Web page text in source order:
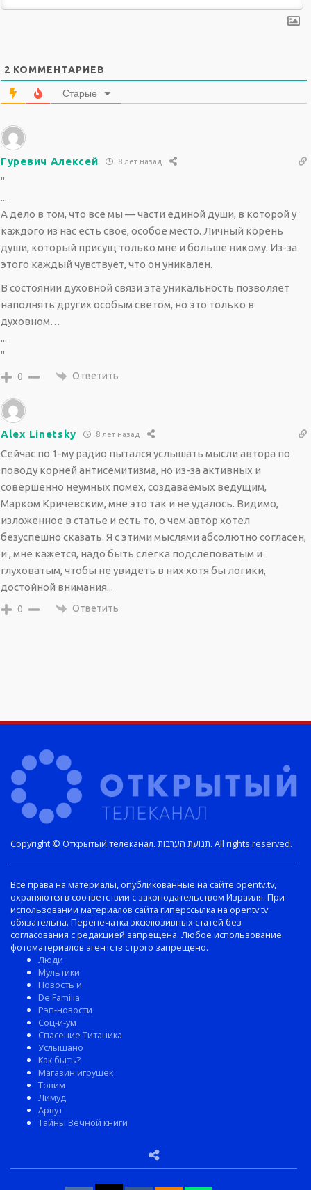
2 КОММЕНТАРИЕВ
Старые
Гуревич Алексей 8 лет назад
"
...
А дело в том, что все мы — части единой души, в которой у
каждого из нас есть свое, особое место. Личный корень
души, который присущ только мне и больше никому. Из-за
этого каждый чувствует, что он уникален.
В состоянии духовной связи эта уникальность позволяет
наполнять других особым светом, но это только в
духовном…
...
"
0 Ответить
Alex Linetsky 8 лет назад
Сейчас по 1-му радио пытался услышать мысли автора по
поводу корней антисемитизма, но из-за активных и
совершенно неумных помех, создаваемых ведущим,
Марком Кричевским, мне это так и не удалось. Видимо,
изложенное в статье и есть то, о чем автор хотел
безуспешно сказать. Я с этими мыслями абсолютно согласен,
и , мне кажется, надо быть слегка подслеповатым и
глуховатым, чтобы не увидеть в них хотя бы логики,
достойной внимания...
0 Ответить
Copyright © Открытый телеканал. תנועת הערבות. All rights reserved.
Все права на материалы, опубликованные на сайте opentv.tv,
охраняются в соответствии с законодательством Израиля. При
использовании материалов сайта гиперссылка на opentv.tv
обязательна. Перепечатка эксклюзивных статей без
согласования с редакцией запрещена. Любое использование
фотоматериалов агентств строго запрещено.
Люди
Мультики
Новость и
De Familia
Рэп-новости
Соц-и-ум
Спасение Титаника
Услышано
Как быть?
Магазин игрушек
Товим
Лимуд
Арвут
Тайны Вечной книги